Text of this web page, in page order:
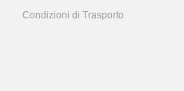
Condizioni di Trasporto